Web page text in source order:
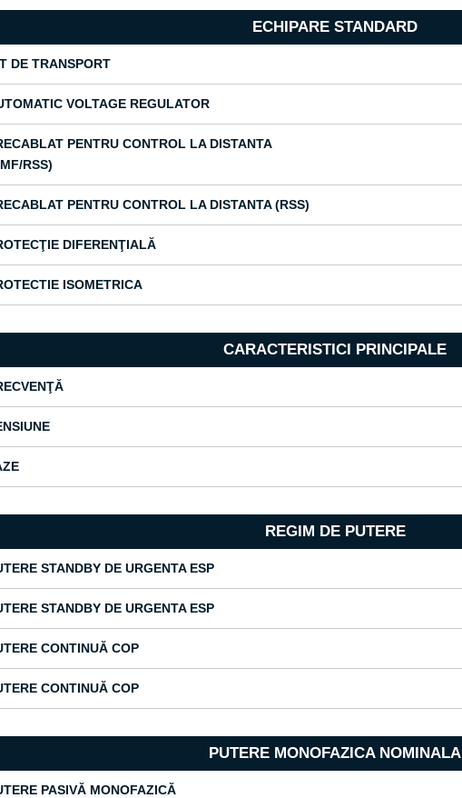
ECHIPARE STANDARD
DE TRANSPORT
VOLTAGE REGULATOR
PENTRU CONTROL LA DISTANTA
RSS)
PENTRU CONTROL LA DISTANTA (RSS)
DIFERENŢIALĂ
ISOMETRICA
CARACTERISTICI PRINCIPALE
REGIM DE PUTERE
STANDBY DE URGENTA ESP
STANDBY DE URGENTA ESP
CONTINUĂ COP
CONTINUĂ COP
PUTERE MONOFAZICA NOMINALA
PASIVĂ MONOFAZICĂ